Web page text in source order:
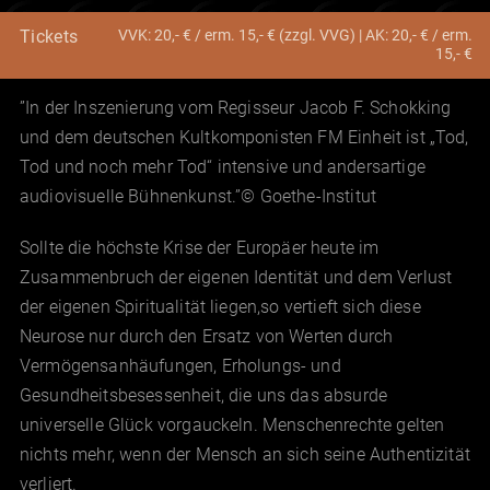
Tickets
VVK: 20,- € / erm. 15,- € (zzgl. VVG) | AK: 20,- € / erm.
15,- €
”In der Inszenierung vom Regisseur Jacob F. Schokking
und dem deutschen Kultkomponisten FM Einheit ist „Tod,
Tod und noch mehr Tod“ intensive und andersartige
audiovisuelle Bühnenkunst.”© Goethe-Institut
Sollte die höchste Krise der Europäer heute im
Zusammenbruch der eigenen Identität und dem Verlust
der eigenen Spiritualität liegen,so vertieft sich diese
Neurose nur durch den Ersatz von Werten durch
Vermögensanhäufungen, Erholungs- und
Gesundheitsbesessenheit, die uns das absurde
universelle Glück vorgauckeln. Menschenrechte gelten
nichts mehr, wenn der Mensch an sich seine Authentizität
verliert.